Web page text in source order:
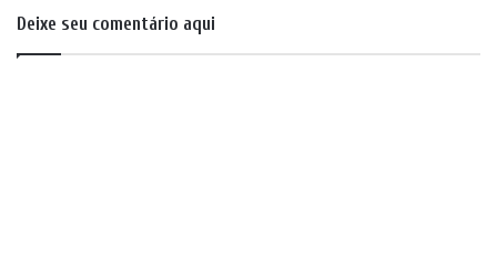
Deixe seu comentário aqui